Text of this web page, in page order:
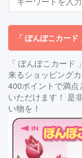
「 ぽんぽこカード
「 ぽんぽこカード
来るショッピング
400ポイントで満
いただけます！ 是
い物を！